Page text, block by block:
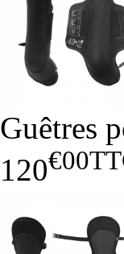
Guêtres
120€00